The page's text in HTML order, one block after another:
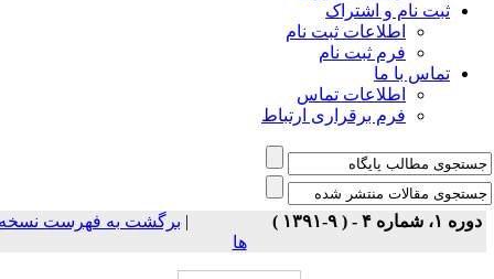
ثبت نام و اشتراک
اطلاعات ثبت نام
فرم ثبت نام
تماس با ما
اطلاعات تماس
فرم برقراری ارتباط
دوره ۱، شماره ۴ - ( ۹-۱۳۹۱ )
برگشت به فهرست نسخه
ها